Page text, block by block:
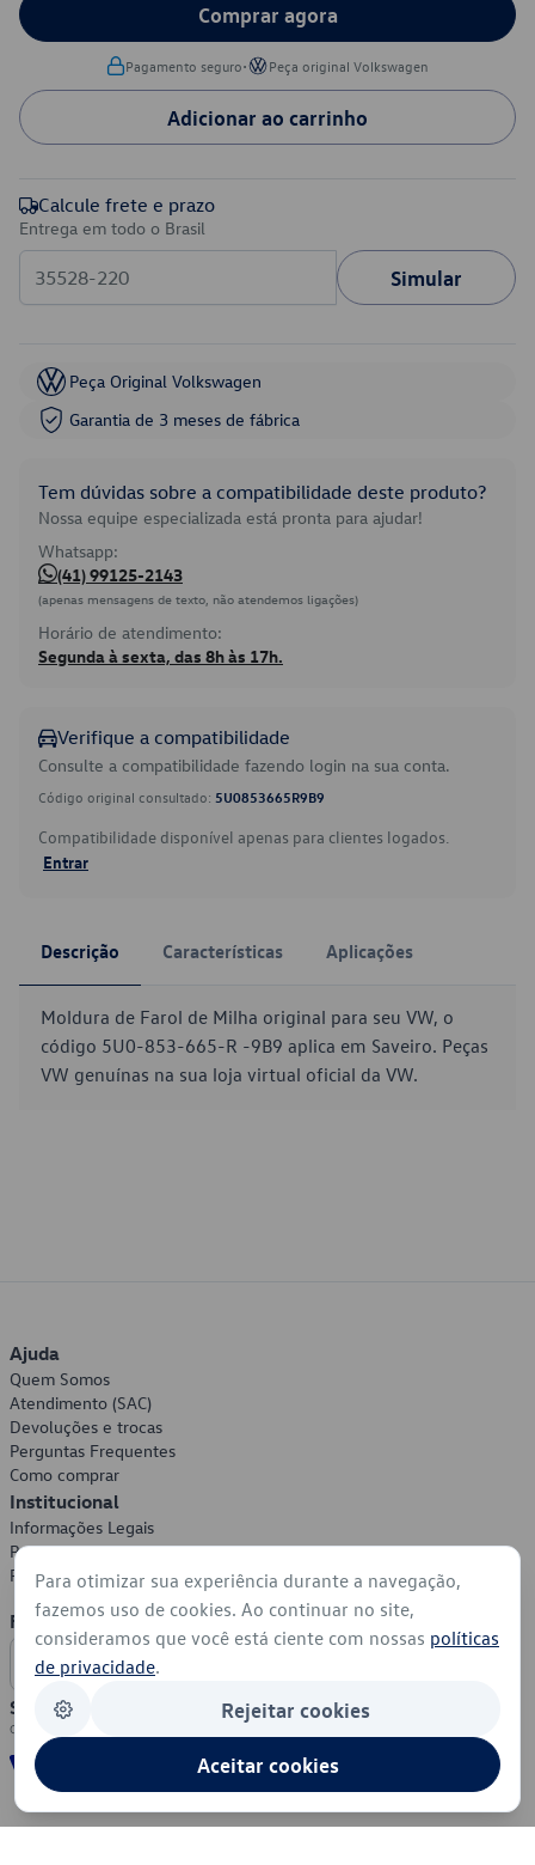
Comprar agora
Pagamento seguro• Peça original Volkswagen
Adicionar ao carrinho
Calcule frete e prazo
Entrega em todo o Brasil
Simular
Peça Original Volkswagen
Garantia de 3 meses de fábrica
Tem dúvidas sobre a compatibilidade deste produto?
Nossa equipe especializada está pronta para ajudar!
Whatsapp:
(41) 99125-2143
(apenas mensagens de texto, não atendemos ligações)
Horário de atendimento:
Segunda à sexta, das 8h às 17h.
Verifique a compatibilidade
Consulte a compatibilidade fazendo login na sua conta.
Código original consultado: 5U0853665R9B9
Compatibilidade disponível apenas para clientes logados.
Entrar
Descrição Características Aplicações
Moldura de Farol de Milha original para seu VW, o
código 5U0-853-665-R -9B9 aplica em Saveiro. Peças
VW genuínas na sua loja virtual oficial da VW.
Ajuda
Quem Somos
Atendimento (SAC)
Devoluções e trocas
Perguntas Frequentes
Como comprar
Institucional
Informações Legais
Política de Privacidade
Política de Cookies
Formas de Pagamento
Segurança
Para otimizar sua experiência durante a navegação,
fazemos uso de cookies. Ao continuar no site,
consideramos que você está ciente com nossas políticas
de privacidade.
Rejeitar cookies
Aceitar cookies